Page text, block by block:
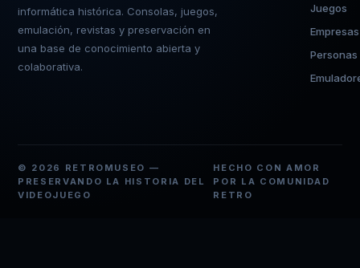
informática histórica. Consolas, juegos,
emulación, revistas y preservación en
una base de conocimiento abierta y
colaborativa.
Juegos
Empresas
Personas
© 2026 RETROMUSEO —
PRESERVANDO LA HISTORIA DEL
VIDEOJUEGO
HECHO CON AMOR
POR LA COMUNIDAD
RETRO